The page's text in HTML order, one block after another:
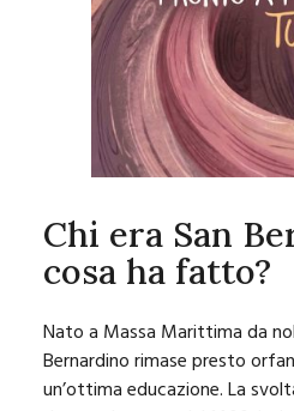
Chi era San
cosa ha fatto?
Nato a Massa Marittima da
Bernardino rimase presto
un’ottima educazione. La